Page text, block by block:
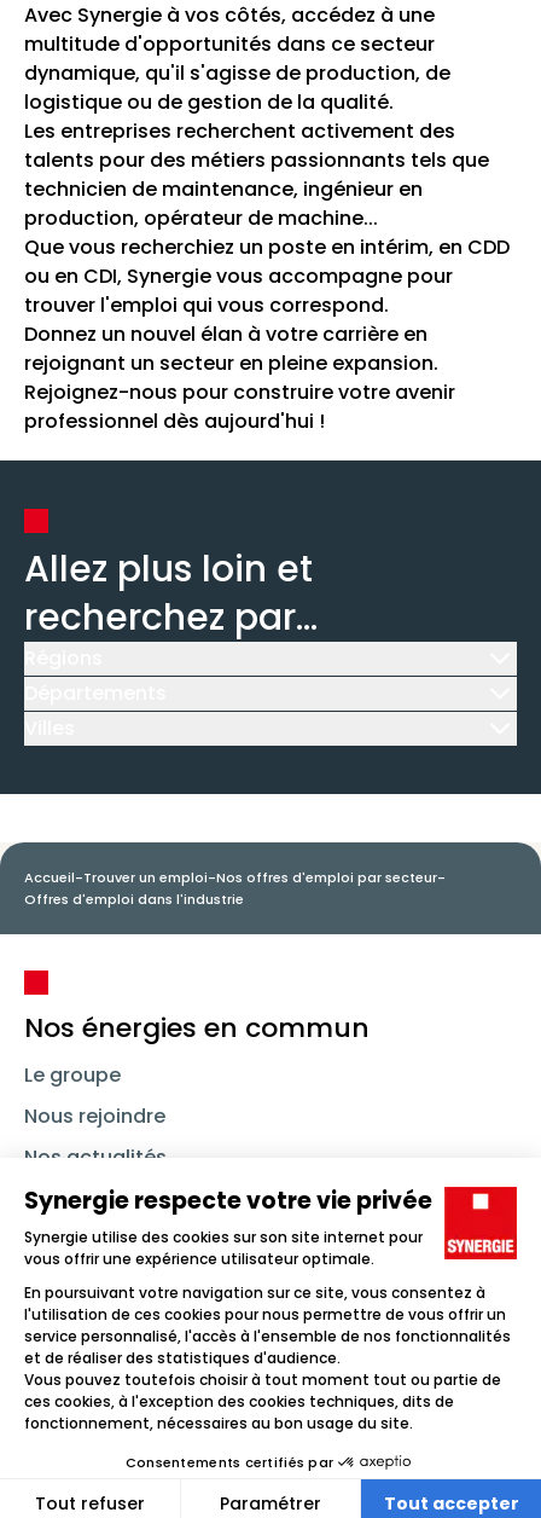
Avec Synergie à vos côtés, accédez à une
multitude d'opportunités dans ce secteur
dynamique, qu'il s'agisse de production, de
logistique ou de gestion de la qualité.
Les entreprises recherchent activement des
talents pour des métiers passionnants tels que
technicien de maintenance, ingénieur en
production, opérateur de machine...
Que vous recherchiez un poste en intérim, en CDD
ou en CDI, Synergie vous accompagne pour
trouver l'emploi qui vous correspond.
Donnez un nouvel élan à votre carrière en
rejoignant un secteur en pleine expansion.
Rejoignez-nous pour construire votre avenir
professionnel dès aujourd'hui !
Allez plus loin et
recherchez par...
Accueil-Trouver un emploi-Nos offres d'emploi par secteur-
Offres d'emploi dans l'industrie
Nos énergies en commun
Le groupe
Nous rejoindre
Nos actualités
Nous contacter
Linkedin SynergieInstagramTikTok Youtube
Trouver un emploi
Icône d'illustration
Candidats
Icône d'illustration
Icône d'illustration